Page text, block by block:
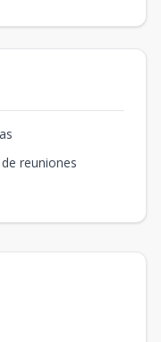
reuniones